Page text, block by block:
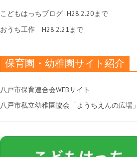
こどもはっちブログ H28.2.20まで
おうち工作 H28.2.21まで
保育園・幼稚園サイト紹介
八戸市保育連合会WEBサイト
八戸市私立幼稚園協会「ようちえんの広場」